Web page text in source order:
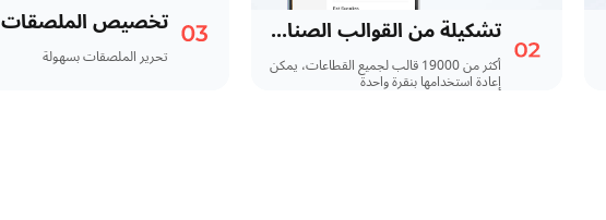
تشكيلة من القوالب الصناعية
أكثر من 19000 قالب لجميع القطاعات، يمكن
إعادة استخدامها بنقرة واحدة
تخصيص الملصقات
تحرير الملصقات بسهولة